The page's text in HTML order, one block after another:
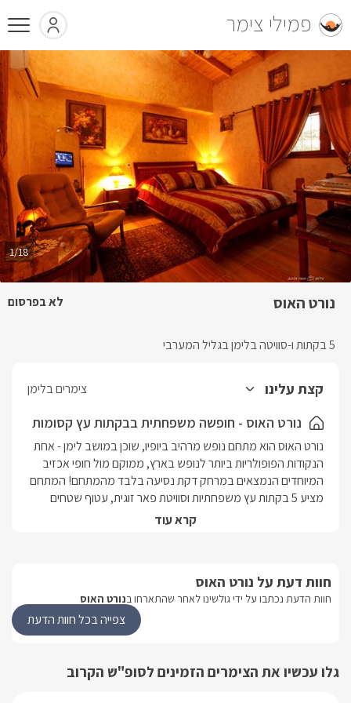
פמילי צימר
נורט האוס
5 בקתות ו-סוויטה בלימן בגליל המערבי
לא בפרסום
1/18
קצת עלינו צימרים בלימן
נורט האוס - חופשה משפחתית בבקתות עץ קסומות
ניתן לרכוש שמן זית וזיתים תוצרת ביתית מאת המארחים המקסימים
וליהנות מחופשה גלילית מענגת.  בסביבת המקום נמצא אתר ראש
הנקרה המיוחד ואטרקציות שונות דוגמת אגם מונפורט, גני הבהאיים
מבחר עצום של מסעדות ועוד.
קרא עוד
חוות דעת על נורט האוס
חוות הדעת נכתבו על ידי גולשינו לאחר שהתארחו בנורט האוס
צפייה בכל חוות הדעת
גלו עכשיו את הצימרים הזמינים לסופ"ש הקרוב